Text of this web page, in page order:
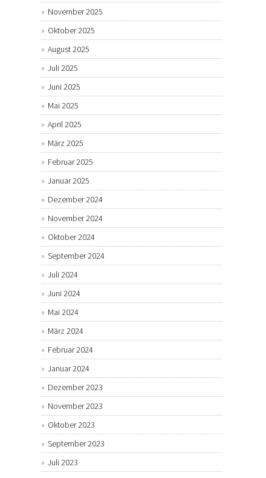
November 2025
Oktober 2025
August 2025
Juli 2025
Juni 2025
Mai 2025
April 2025
März 2025
Februar 2025
Januar 2025
Dezember 2024
November 2024
Oktober 2024
September 2024
Juli 2024
Juni 2024
Mai 2024
März 2024
Februar 2024
Januar 2024
Dezember 2023
November 2023
Oktober 2023
September 2023
Juli 2023